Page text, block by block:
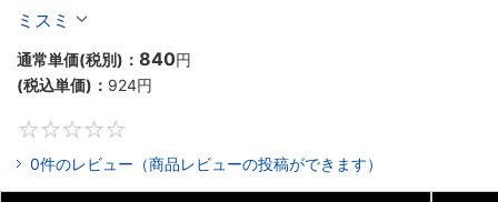
ミスミ
通常単価(税別)： 840円
(税込単価)： 924円
0件のレビュー（商品レビューの投稿ができます）